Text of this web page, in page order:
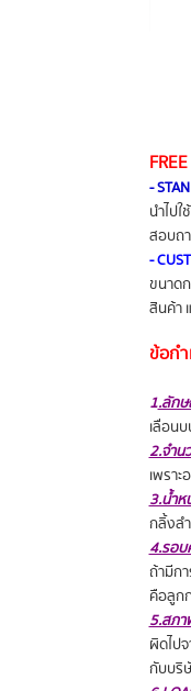
-
นำไป
สอบถ
-
ขนาด
สินค้า
ข้อก
1.ลัก
เลื่อน
2.จำน
เพรา
3.น้ำห
กลิ้งล
4.รอบ
ถ้ามีก
คือลูก
5.สภา
ผิดไป
กับบริ